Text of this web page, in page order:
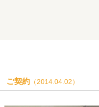
ご契約 （2014.04.02）